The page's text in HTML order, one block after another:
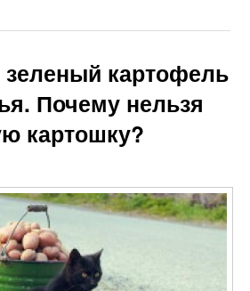
картофель
Почему нельзя
картошку?